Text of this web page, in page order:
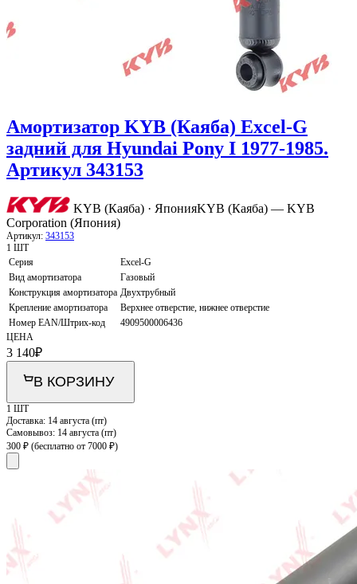
Амортизатор KYB (Каяба) Excel-G
задний для Hyundai Pony I 1977-1985.
Артикул 343153
KYB (Каяба) · ЯпонияKYB (Каяба) — KYB
Corporation (Япония)
Артикул: 343153
1 ШТ
Серия
Excel-G
Вид амортизатора
Газовый
Конструкция амортизатора Двухтрубный
Крепление амортизатора
Верхнее отверстие, нижнее отверстие
Номер EAN/Штрих-код
4909500006436
ЦЕНА
3 140₽
В КОРЗИНУ
1 ШТ
Доставка: 14 августа (пт)
Самовывоз: 14 августа (пт)
300 ₽ (бесплатно от 7000 ₽)